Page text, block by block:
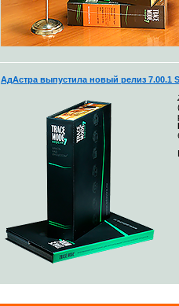
АдАстра выпустила новый релиз 7.00.1